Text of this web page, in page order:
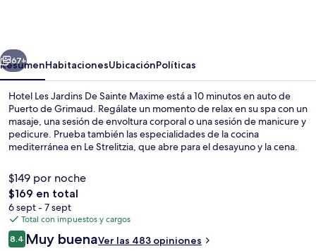
Sainte
Maxime
Siguiente
67+
ResumenHabitacionesUbicaciónPolíticas
Hotel Les Jardins De Sainte Maxime está a 10 minutos en auto de
Puerto de Grimaud. Regálate un momento de relax en su spa con un
masaje, una sesión de envoltura corporal o una sesión de manicure y
pedicure. Prueba también las especialidades de la cocina
mediterránea en Le Strelitzia, que abre para el desayuno y la cena.
lounge.
$149 por noche
El
precio
total
es
de
$169 en total
6 sept - 7 sept
Total con impuestos y cargos
Opiniones
8.48.4 de 10,
Muy buenaVer las 483 opiniones